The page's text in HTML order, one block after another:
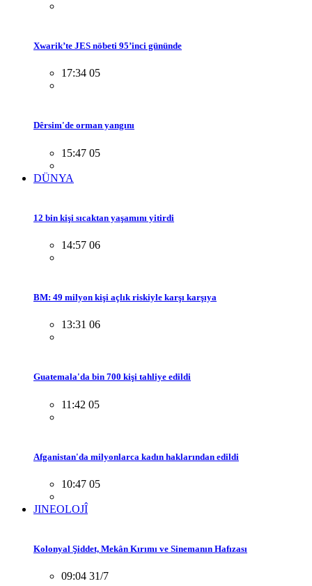
Xwarik’te JES nöbeti 95’inci gününde
17:34 05
Dêrsim'de orman yangını
15:47 05
DÜNYA
12 bin kişi sıcaktan yaşamını yitirdi
14:57 06
BM: 49 milyon kişi açlık riskiyle karşı karşıya
13:31 06
Guatemala'da bin 700 kişi tahliye edildi
11:42 05
Afganistan'da milyonlarca kadın haklarından edildi
10:47 05
JINEOLOJÎ
Kolonyal Şiddet, Mekân Kırımı ve Sinemanın Hafızası
09:04 31/7